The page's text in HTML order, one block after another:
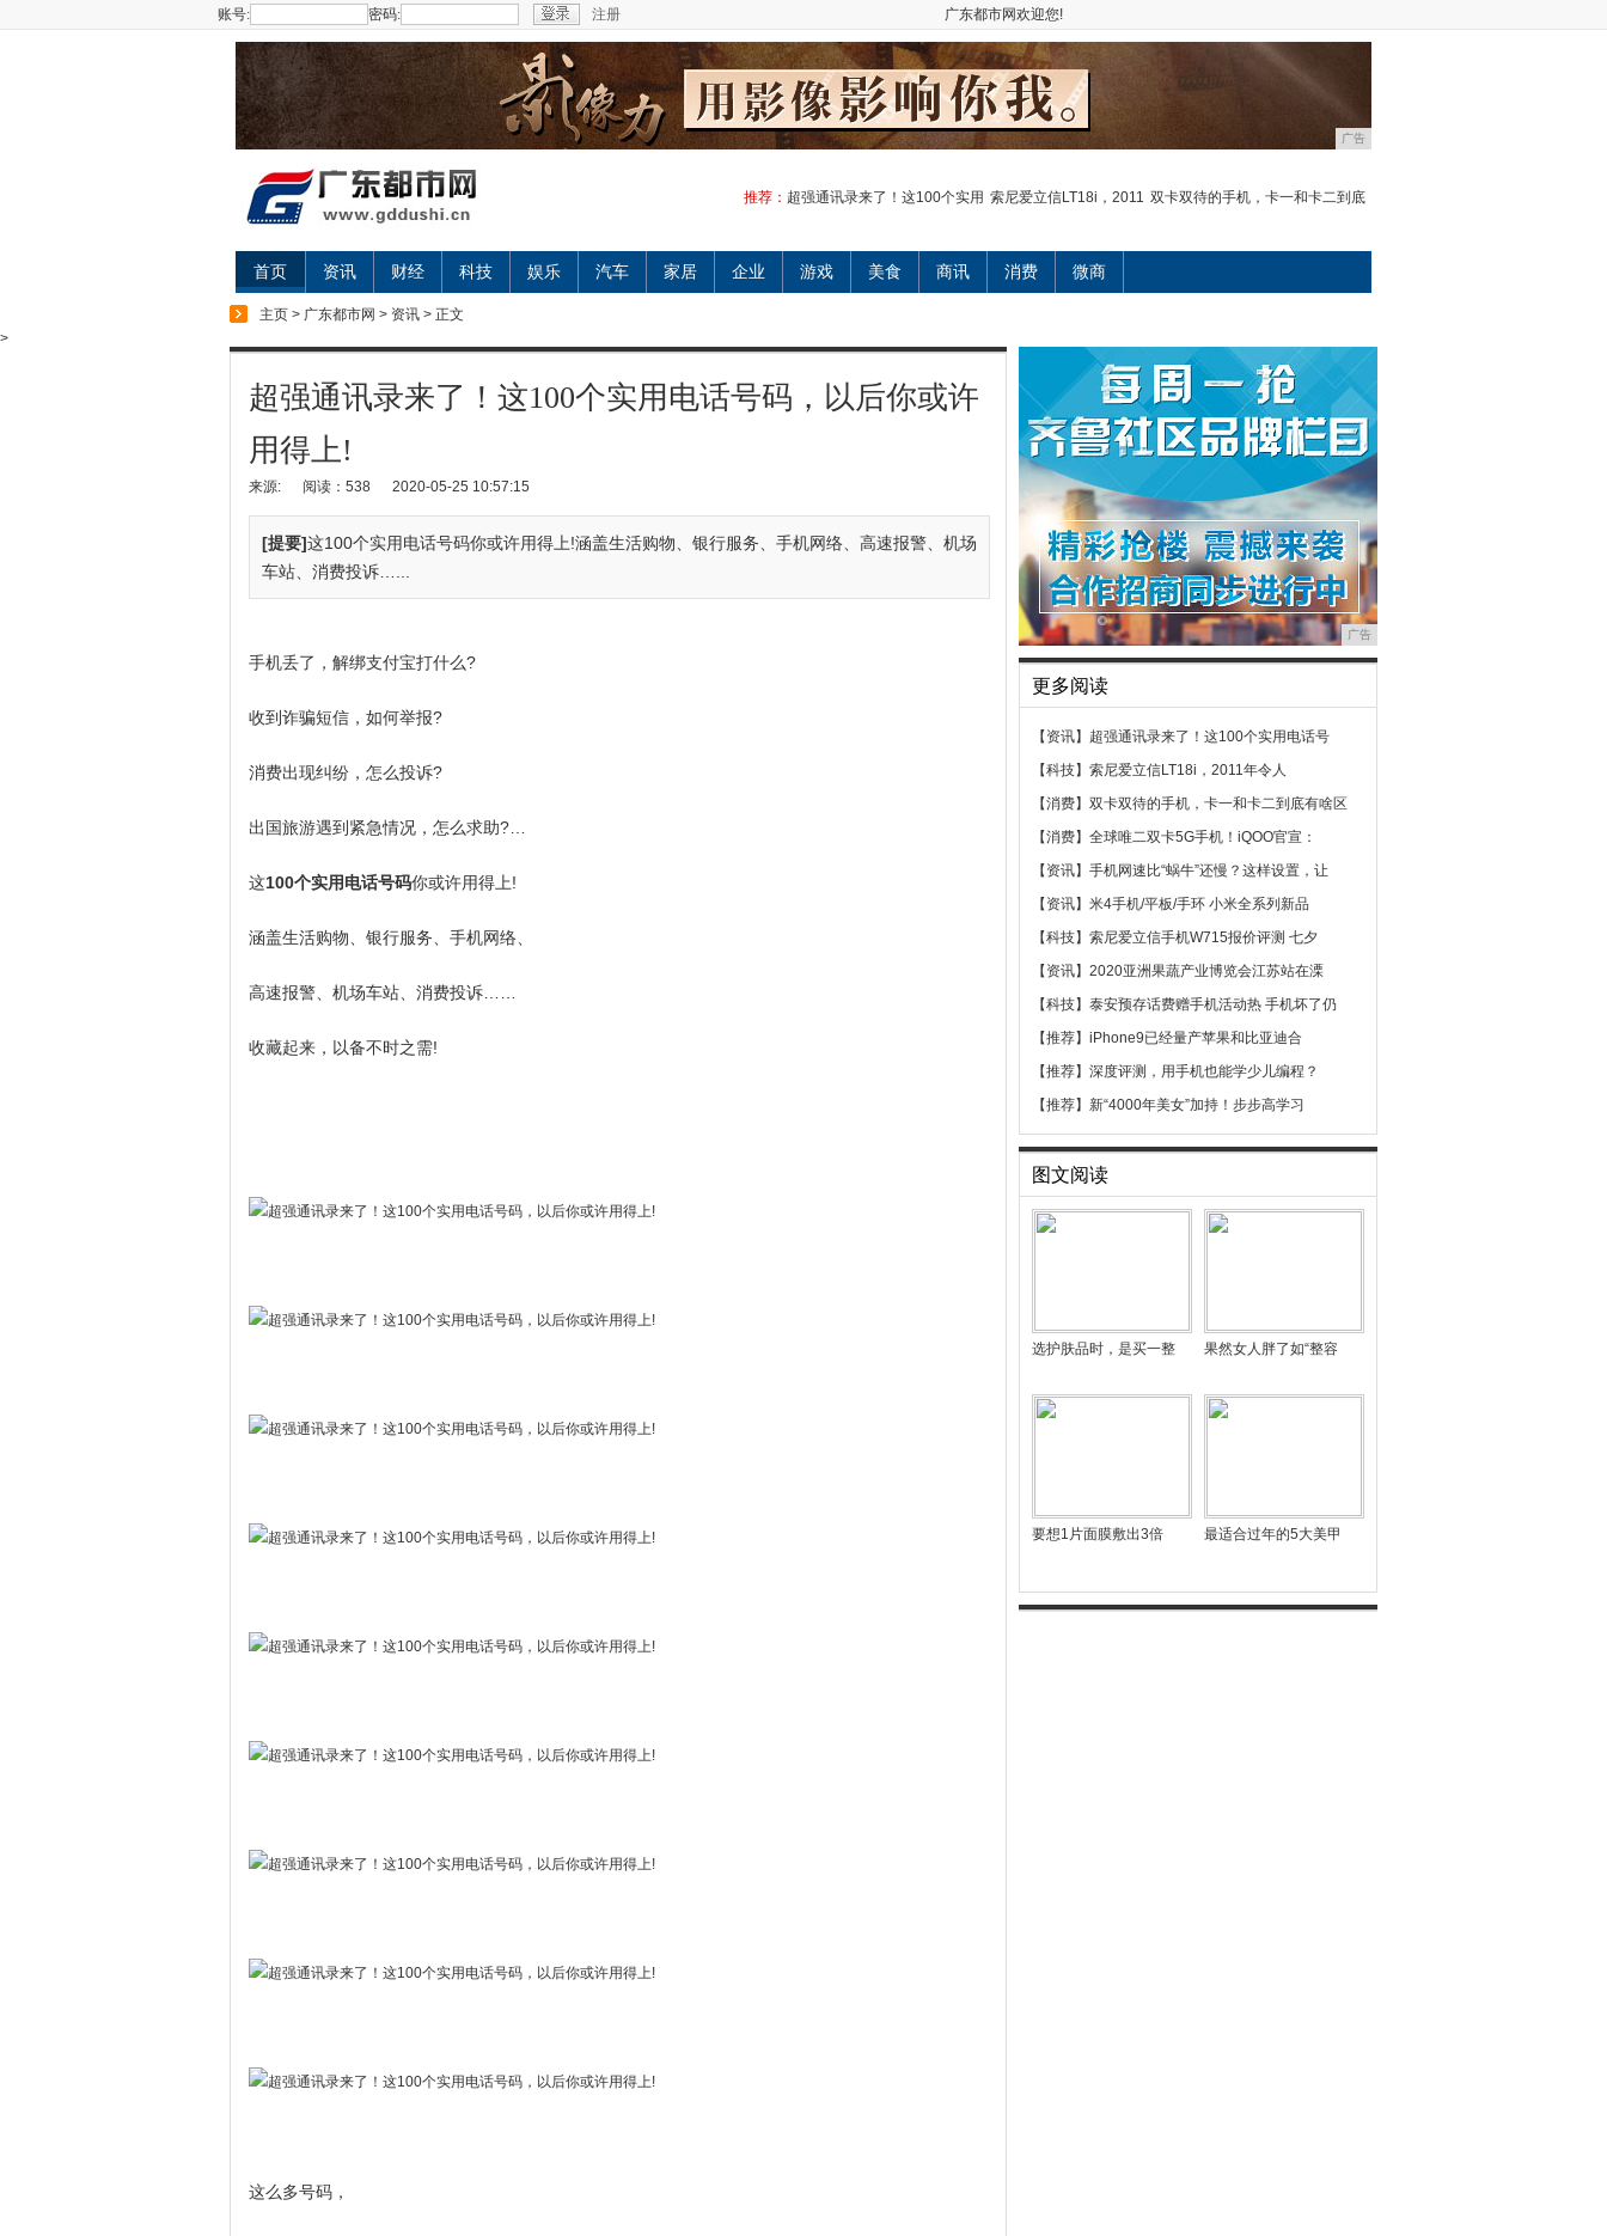
账号: 密码: 注册 广东都市网欢迎您!
广告
推荐： 超强通讯录来了！这100个实用 索尼爱立信LT18i，2011 双卡双待的手机，卡一和卡二到底
首页 资讯 财经 科技 娱乐 汽车 家居 企业 游戏 美食 商讯 消费 微商
主页 > 广东都市网 > 资讯 > 正文
>
超强通讯录来了！这100个实用电话号码，以后你或许
用得上!
来源: 阅读：538 2020-05-25 10:57:15
[提要]这100个实用电话号码你或许用得上!涵盖生活购物、银行服务、手机网络、高速报警、机场
车站、消费投诉…...
手机丢了，解绑支付宝打什么?
收到诈骗短信，如何举报?
消费出现纠纷，怎么投诉?
出国旅游遇到紧急情况，怎么求助?…
这100个实用电话号码你或许用得上!
涵盖生活购物、银行服务、手机网络、
高速报警、机场车站、消费投诉……
收藏起来，以备不时之需!
这么多号码，
广告
更多阅读
【资讯】 超强通讯录来了！这100个实用电话号
【科技】 索尼爱立信LT18i，2011年令人
【消费】 双卡双待的手机，卡一和卡二到底有啥区
【消费】 全球唯二双卡5G手机！iQOO官宣：
【资讯】 手机网速比“蜗牛”还慢？这样设置，让
【资讯】 米4手机/平板/手环 小米全系列新品
【科技】 索尼爱立信手机W715报价评测 七夕
【资讯】 2020亚洲果蔬产业博览会江苏站在溧
【科技】 泰安预存话费赠手机活动热 手机坏了仍
【推荐】 iPhone9已经量产苹果和比亚迪合
【推荐】 深度评测，用手机也能学少儿编程？
【推荐】 新“4000年美女”加持！步步高学习
图文阅读
选护肤品时，是买一整 果然女人胖了如“整容
要想1片面膜敷出3倍 最适合过年的5大美甲